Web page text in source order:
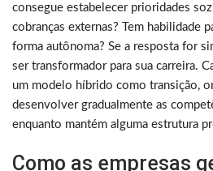
consegue estabelecer prioridades
cobranças externas? Tem habilidade
forma autônoma? Se a resposta for
ser transformador para sua carreira.
um modelo híbrido como transição,
desenvolver gradualmente as
enquanto mantém alguma estrutura
Como as empresas